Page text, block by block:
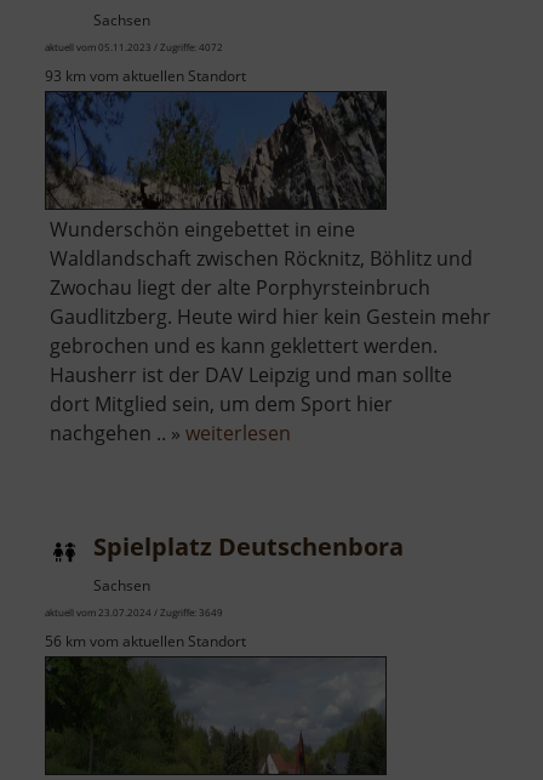
Sachsen
aktuell vom 05.11.2023 / Zugriffe: 4072
93 km vom aktuellen Standort
Wunderschön eingebettet in eine
Waldlandschaft zwischen Röcknitz, Böhlitz und
Zwochau liegt der alte Porphyrsteinbruch
Gaudlitzberg. Heute wird hier kein Gestein mehr
gebrochen und es kann geklettert werden.
Hausherr ist der DAV Leipzig und man sollte
dort Mitglied sein, um dem Sport hier
nachgehen .. » weiterlesen
Spielplatz Deutschenbora
Sachsen
aktuell vom 23.07.2024 / Zugriffe: 3649
56 km vom aktuellen Standort